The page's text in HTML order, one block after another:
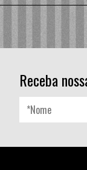
Receba